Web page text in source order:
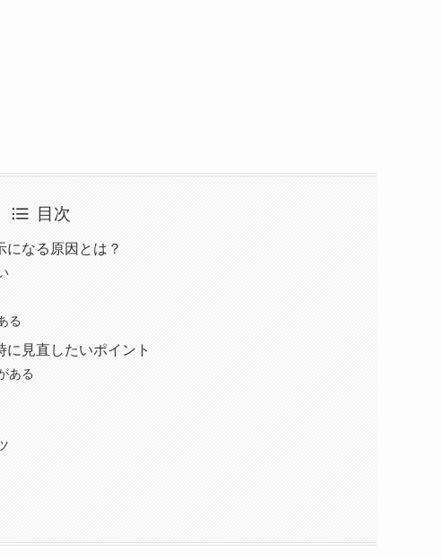
目次
なる原因とは？
る
見直したいポイント
ある